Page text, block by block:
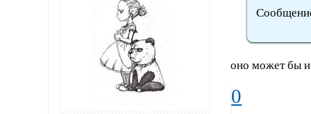
оно может бы и
0